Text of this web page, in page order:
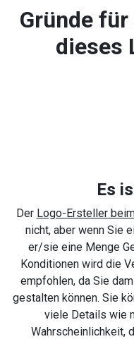
Gründe
dieses
Es
Der Logo-Ersteller
nicht, aber wenn Sie
er/sie eine Menge
Konditionen wird die
empfohlen, da Sie
gestalten können. Sie
viele Details wie
Wahrscheinlichkeit,